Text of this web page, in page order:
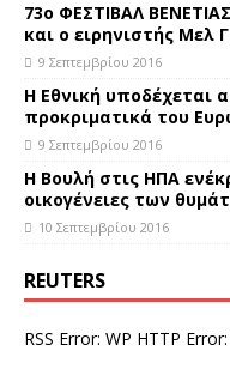
73ο ΦΕΣΤΙΒΑΛ
και ο ειρηνιστής Μελ
9 Σεπτεμβρίου 2016
Η Εθνική υποδέχεται
προκριματικά του
9 Σεπτεμβρίου 2016
Η Βουλή στις ΗΠΑ
οικογένειες των
10 Σεπτεμβρίου 2016
REUTERS
RSS Error: WP HTTP